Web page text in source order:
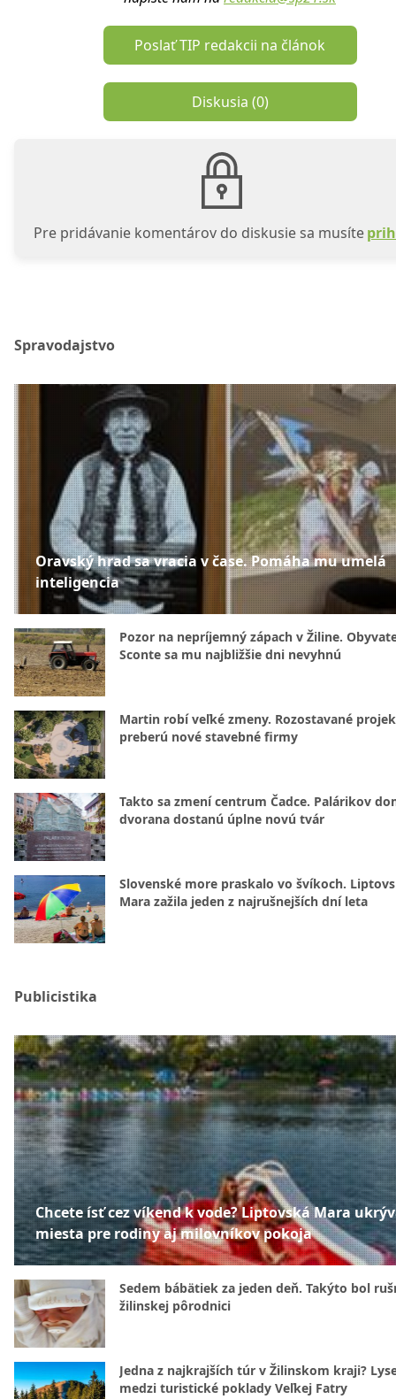
Poslať TIP redakcii na článok
Diskusia (0)
Pre pridávanie komentárov do diskusie sa musíte
Spravodajstvo
Oravský hrad sa vracia v čase. Pomáha mu umelá
inteligencia
Pozor na nepríjemný zápach v Žiline.
Sconte sa mu najbližšie dni nevyhnú
Martin robí veľké zmeny. Rozostavané
preberú nové stavebné firmy
Takto sa zmení centrum Čadce. Palárikov
dvorana dostanú úplne novú tvár
Slovenské more praskalo vo švíkoch.
Mara zažila jeden z najrušnejších dní leta
Publicistika
Chcete ísť cez víkend k vode? Liptovská Mara
miesta pre rodiny aj milovníkov pokoja
Sedem bábätiek za jeden deň. Takýto bol
žilinskej pôrodnici
Jedna z najkrajších túr v Žilinskom kraji?
medzi turistické poklady Veľkej Fatry